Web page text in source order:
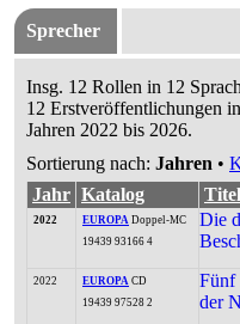
Sprecher
Insg. 12 Rollen in 12
12 Erstveröffentlichungen
Jahren 2022 bis 2026.
Sortierung nach: Jahren •
Jahr Katalog Titel
2022 EUROPA Doppel-MC
19439 93166 4
Die
2022 EUROPA CD
19439 97528 2
Fünf
der